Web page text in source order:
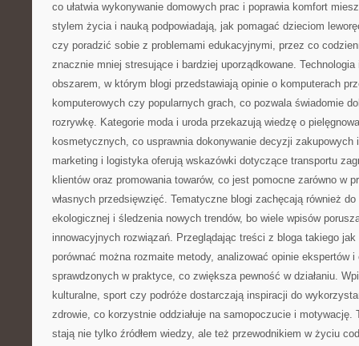
co ułatwia wykonywanie domowych prac i poprawia komfort
stylem życia i nauką podpowiadają, jak pomagać dzieciom
czy poradzić sobie z problemami edukacyjnymi, przez co
znacznie mniej stresujące i bardziej uporządkowane.
obszarem, w którym blogi przedstawiają opinie o komputerach
komputerowych czy popularnych grach, co pozwala świadomie
rozrywkę. Kategorie moda i uroda przekazują wiedzę o
kosmetycznych, co usprawnia dokonywanie decyzji zakupowych
marketing i logistyka oferują wskazówki dotyczące transportu
klientów oraz promowania towarów, co jest pomocne zarówno w
własnych przedsięwzięć. Tematyczne blogi zachęcają również
ekologicznej i śledzenia nowych trendów, bo wiele wpisów
innowacyjnych rozwiązań. Przeglądając treści z bloga takiego jak
porównać można rozmaite metody, analizować opinie ekspertów
sprawdzonych w praktyce, co zwiększa pewność w działaniu.
kulturalne, sport czy podróże dostarczają inspiracji do
zdrowie, co korzystnie oddziałuje na samopoczucie i motywację.
stają nie tylko źródłem wiedzy, ale też przewodnikiem w życiu